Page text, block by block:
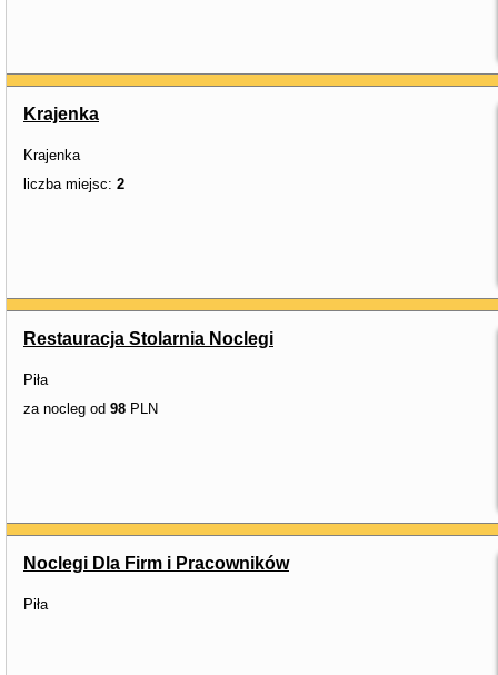
Krajenka
Krajenka
liczba miejsc: 2
Restauracja Stolarnia Noclegi
Piła
za nocleg od 98 PLN
Noclegi Dla Firm i Pracowników
Piła